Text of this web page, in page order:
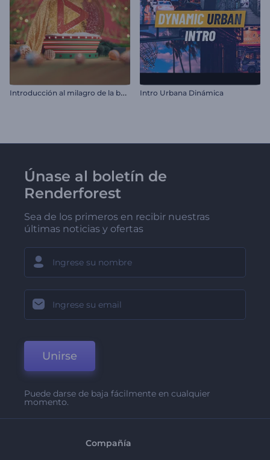
I
ntroducción al milagro de la bola de nieve Intro Urbana Dinámica
Únase al boletín de
Renderforest
Sea de los primeros en recibir nuestras
últimas noticias y ofertas
Unirse
Puede darse de baja fácilmente en cualquier
momento.
Compañía